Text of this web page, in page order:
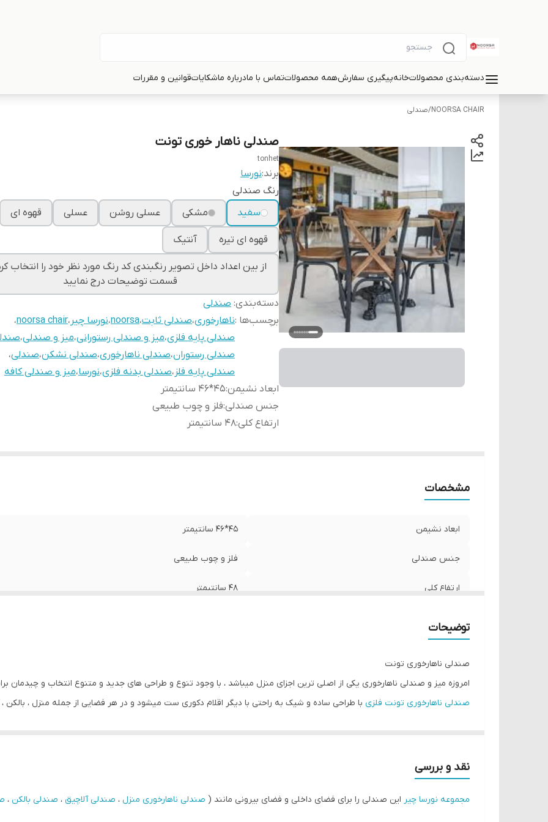
دسته‌بندی محصولاتخانهپیگیری سفارشهمه محصولاتتماس با مادرباره ماشکایاتقوانین و مقررات
NOORSA CHAIR
/صندلی
صندلی ناهار خوری تونت
tonhet
برند:نورسا
رنگ صندلی
سفید
مشکی عسلی روشن عسلی قهوه ای
قهوه ای تیره آنتیک
از بین اعداد داخل تصویر رنگبندی کد رنگ مورد نظر خود را انتخاب
قسمت توضیحات درج نمایید
دسته‌بندی: صندلی
برچسب‌ها :ناهارخوری،صندلی ثابت،noorsa،نورسا چیر ،noorsa chair،
صندلی پایه فلزی،میز و صندلی رستورانی،میز و صندلی،
صندلی رستوران،صندلی ناهارخوری،صندلی نشکن،صندلی،
صندلی پایه فلز ،صندلی بدنه فلزی،نورسا،میز و صندلی کافه
ابعاد نشیمن:45*46 سانتیمتر
جنس صندلی:فلز و چوب طبیعی
ارتفاع کلی:48 سانتیمتر
مشخصات
ابعاد نشیمن 45*46 سانتیمتر
جنس صندلی فلز و چوب طبیعی
ارتفاع کلی 48 سانتیمتر
توضیحات
صندلی ناهارخوری تونت
امروزه میز و صندلی ناهارخوری یکی از اصلی ترین اجزای منزل میباشد ، با وجود تنوع و طراحی های جدید و متنوع انتخاب و چیدمان
صندلی ناهارخوری تونت فلزی با طراحی ساده و شیک به راحتی با دیگر اقلام دکوری ست میشود و در هر فضایی از جمله منزل ، بالکن ،
این نوع طراحی باعث زیبایی هرچه بیشتر صندلی غذاخوری شده است .صندلی لوکس تونت با 48 سانتیمتر ارتفاع و 45*46 سانتیمتر ابعاد نشیمن و یک سال گارانتی است .
نقد و بررسی
مجموعه نورسا چیر این صندلی را برای فضای داخلی و فضای بیرونی مانند ( صندلی ناهارخوری منزل ، صندلی آلاچیق ، صندلی بالکن ،